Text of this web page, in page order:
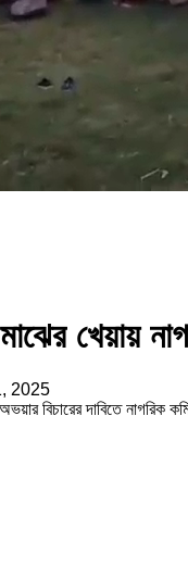
খেয়ায়
2025
বিচারের দাবিতে